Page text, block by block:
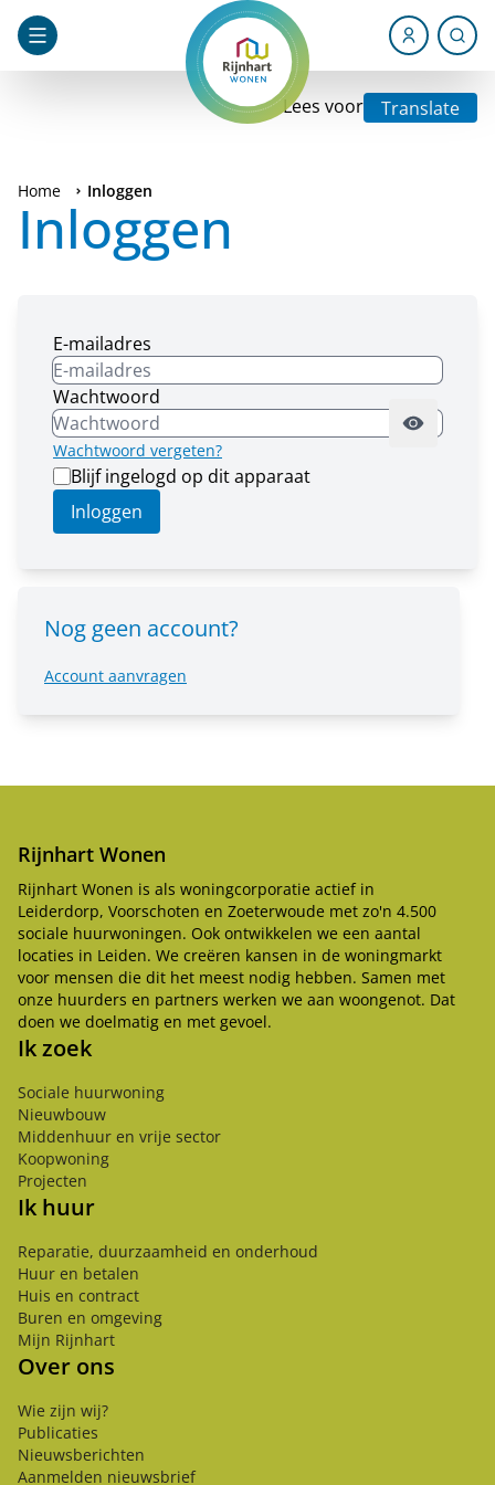
Lees voor Translate
Home Inloggen
Inloggen
E-mailadres
Wachtwoord
Wachtwoord vergeten?
Blijf ingelogd op dit apparaat
Inloggen
Nog geen account?
Account aanvragen
Rijnhart Wonen
Rijnhart Wonen is als woningcorporatie actief in
Leiderdorp, Voorschoten en Zoeterwoude met zo'n 4.500
sociale huurwoningen. Ook ontwikkelen we een aantal
locaties in Leiden. We creëren kansen in de woningmarkt
voor mensen die dit het meest nodig hebben. Samen met
onze huurders en partners werken we aan woongenot. Dat
doen we doelmatig en met gevoel.
Ik zoek
Sociale huurwoning
Nieuwbouw
Middenhuur en vrije sector
Koopwoning
Projecten
Ik huur
Reparatie, duurzaamheid en onderhoud
Huur en betalen
Huis en contract
Buren en omgeving
Mijn Rijnhart
Over ons
Wie zijn wij?
Publicaties
Nieuwsberichten
Aanmelden nieuwsbrief